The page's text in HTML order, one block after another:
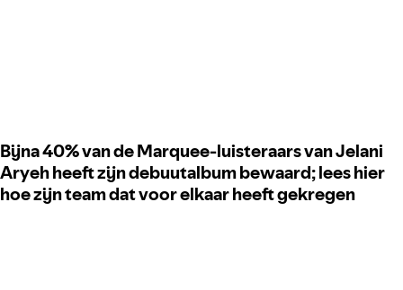
Bijna 40% van de Marquee-luisteraars van Jelani
Aryeh heeft zijn debuutalbum bewaard; lees hier
hoe zijn team dat voor elkaar heeft gekregen